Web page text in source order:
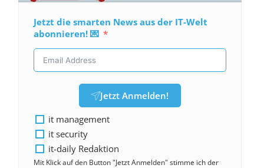
Jetzt die smarten News aus der IT-Welt
abonnieren! 💌
Jetzt Anmelden!
it management
it security
it-daily Redaktion
Mit Klick auf den Button "Jetzt Anmelden" stimme ich der